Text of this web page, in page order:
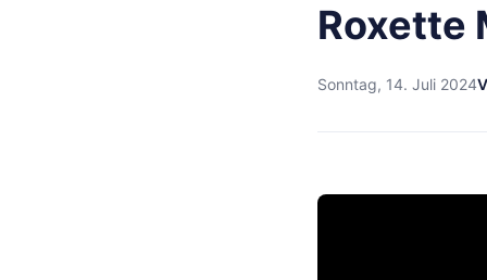
Roxette
Sonntag, 14. Juli 2024